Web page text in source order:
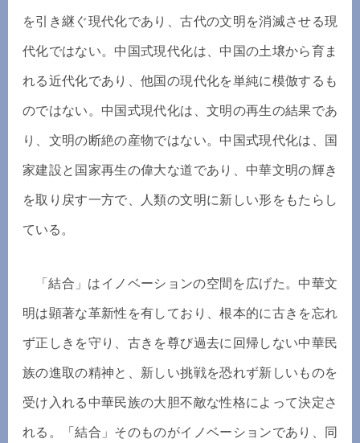
を引き継ぐ現代化であり、古代の文明を消滅させる現
代化ではない。中国式現代化は、中国の土壌から育ま
れる近代化であり、他国の現代化を単純に模倣するも
のではない。中国式現代化は、文明の再生の結果であ
り、文明の断絶の産物ではない。中国式現代化は、国
家建設と国家再生の偉大な道であり、中華文明の輝き
を取り戻す一方で、人類の文明に新しい形をもたらし
ている。
「結合」はイノベーションの空間を広げた。中華文
明は顕著な革新性を有しており、根本的に古きを忘れ
ず正しきを守り、古きを尊び過去に回帰しない中華民
族の進取の精神と、新しい挑戦を恐れず新しいものを
受け入れる中華民族の大胆不敵な性格によって決定さ
れる。「結合」そのものがイノベーションであり、同